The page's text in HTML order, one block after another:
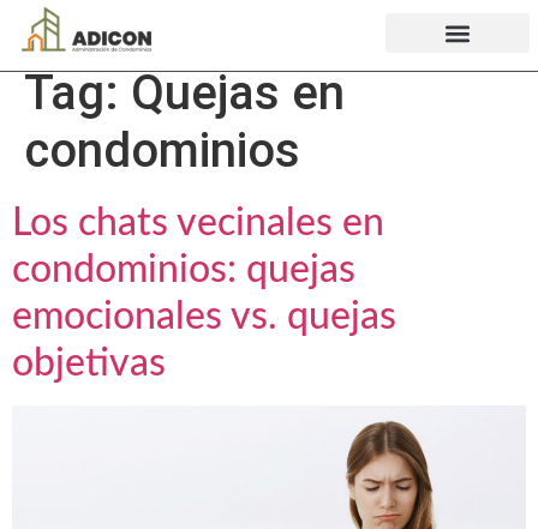
Tag: Quejas en
condominios
Los chats vecinales en
condominios: quejas
emocionales vs. quejas
objetivas